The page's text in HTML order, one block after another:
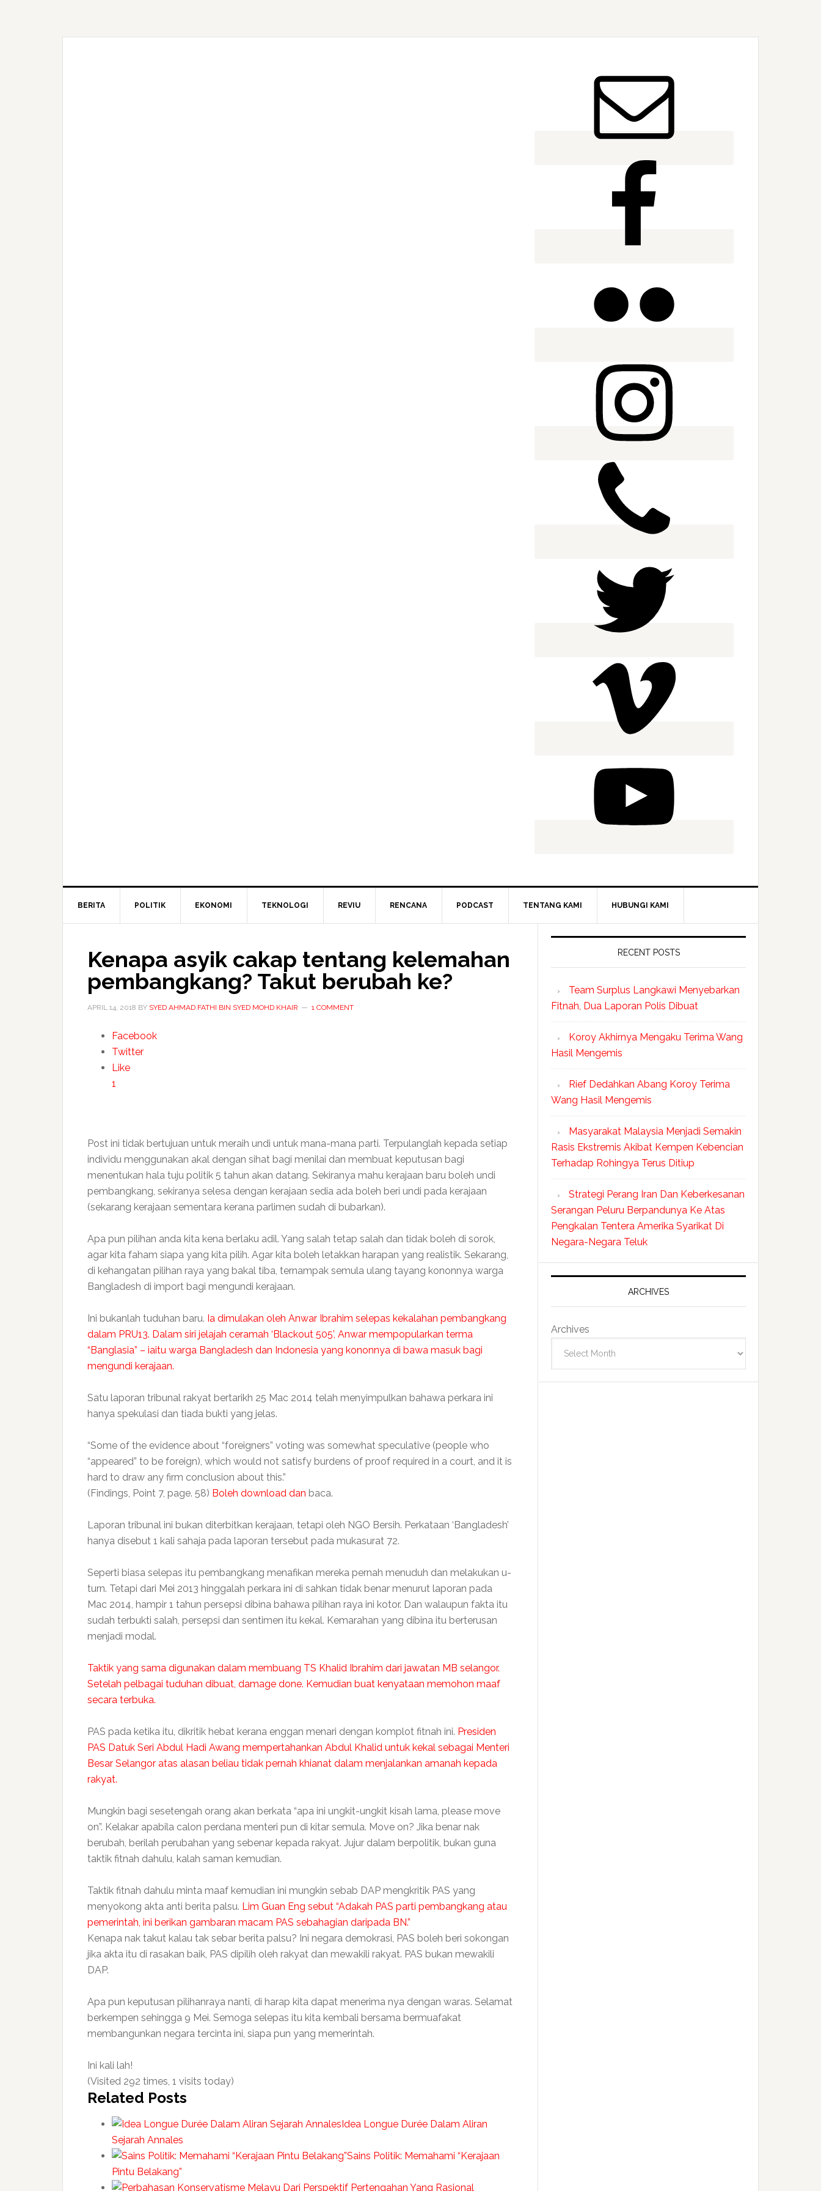
BERITA POLITIK EKONOMI TEKNOLOGI REVIU RENCANA PODCAST TENTANG KAMI HUBUNGI KAMI
Kenapa asyik cakap tentang kelemahan
pembangkang? Takut berubah ke?
APRIL 14, 2018 BY SYED AHMAD FATHI BIN SYED MOHD KHAIR 1 COMMENT
Facebook
Twitter
Like
1
Post ini tidak bertujuan untuk meraih undi untuk mana-mana parti. Terpulanglah kepada setiap
individu menggunakan akal dengan sihat bagi menilai dan membuat keputusan bagi
menentukan hala tuju politik 5 tahun akan datang. Sekiranya mahu kerajaan baru boleh undi
pembangkang, sekiranya selesa dengan kerajaan sedia ada boleh beri undi pada kerajaan
(sekarang kerajaan sementara kerana parlimen sudah di bubarkan).
Apa pun pilihan anda kita kena berlaku adil. Yang salah tetap salah dan tidak boleh di sorok,
agar kita faham siapa yang kita pilih. Agar kita boleh letakkan harapan yang realistik. Sekarang,
di kehangatan pilihan raya yang bakal tiba, ternampak semula ulang tayang kononnya warga
Bangladesh di import bagi mengundi kerajaan.
Ini bukanlah tuduhan baru. Ia dimulakan oleh Anwar Ibrahim selepas kekalahan pembangkang
dalam PRU13. Dalam siri jelajah ceramah ‘Blackout 505’, Anwar mempopularkan terma
“Banglasia” – iaitu warga Bangladesh dan Indonesia yang kononnya di bawa masuk bagi
mengundi kerajaan.
Satu laporan tribunal rakyat bertarikh 25 Mac 2014 telah menyimpulkan bahawa perkara ini
hanya spekulasi dan tiada bukti yang jelas.
“Some of the evidence about “foreigners” voting was somewhat speculative (people who
“appeared” to be foreign), which would not satisfy burdens of proof required in a court, and it is
hard to draw any firm conclusion about this.”
(Findings, Point 7, page. 58) Boleh download dan baca.
Laporan tribunal ini bukan diterbitkan kerajaan, tetapi oleh NGO Bersih. Perkataan ‘Bangladesh’
hanya disebut 1 kali sahaja pada laporan tersebut pada mukasurat 72.
Seperti biasa selepas itu pembangkang menafikan mereka pernah menuduh dan melakukan u-
turn. Tetapi dari Mei 2013 hinggalah perkara ini di sahkan tidak benar menurut laporan pada
Mac 2014, hampir 1 tahun persepsi dibina bahawa pilihan raya ini kotor. Dan walaupun fakta itu
sudah terbukti salah, persepsi dan sentimen itu kekal. Kemarahan yang dibina itu berterusan
menjadi modal.
Taktik yang sama digunakan dalam membuang TS Khalid Ibrahim dari jawatan MB selangor.
Setelah pelbagai tuduhan dibuat, damage done. Kemudian buat kenyataan memohon maaf
secara terbuka.
PAS pada ketika itu, dikritik hebat kerana enggan menari dengan komplot fitnah ini. Presiden
PAS Datuk Seri Abdul Hadi Awang mempertahankan Abdul Khalid untuk kekal sebagai Menteri
Besar Selangor atas alasan beliau tidak pernah khianat dalam menjalankan amanah kepada
rakyat.
Mungkin bagi sesetengah orang akan berkata “apa ini ungkit-ungkit kisah lama, please move
on”. Kelakar apabila calon perdana menteri pun di kitar semula. Move on? Jika benar nak
berubah, berilah perubahan yang sebenar kepada rakyat. Jujur dalam berpolitik, bukan guna
taktik fitnah dahulu, kalah saman kemudian.
Taktik fitnah dahulu minta maaf kemudian ini mungkin sebab DAP mengkritik PAS yang
menyokong akta anti berita palsu. Lim Guan Eng sebut “Adakah PAS parti pembangkang atau
pemerintah, ini berikan gambaran macam PAS sebahagian daripada BN.”
Kenapa nak takut kalau tak sebar berita palsu? Ini negara demokrasi, PAS boleh beri sokongan
jika akta itu di rasakan baik, PAS dipilih oleh rakyat dan mewakili rakyat. PAS bukan mewakili
DAP.
Apa pun keputusan pilihanraya nanti, di harap kita dapat menerima nya dengan waras. Selamat
berkempen sehingga 9 Mei. Semoga selepas itu kita kembali bersama bermuafakat
membangunkan negara tercinta ini, siapa pun yang memerintah.
Ini kali lah!
(Visited 292 times, 1 visits today)
Related Posts
Idea Longue Durée Dalam Aliran
Sejarah Annales
Sains Politik: Memahami “Kerajaan
Pintu Belakang”
RECENT POSTS
Team Surplus Langkawi Menyebarkan
Fitnah, Dua Laporan Polis Dibuat
Koroy Akhirnya Mengaku Terima Wang
Hasil Mengemis
Rief Dedahkan Abang Koroy Terima
Wang Hasil Mengemis
Masyarakat Malaysia Menjadi Semakin
Rasis Ekstremis Akibat Kempen Kebencian
Terhadap Rohingya Terus Ditiup
Strategi Perang Iran Dan Keberkesanan
Serangan Peluru Berpandunya Ke Atas
Pengkalan Tentera Amerika Syarikat Di
Negara-Negara Teluk
ARCHIVES
Archives